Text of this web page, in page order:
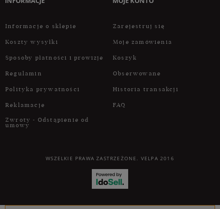
Informacje o sklepie
Koszty wysyłki
Sposoby płatności i prowizje
Regulamin
Polityka prywatności
Reklamacje
Zwroty - Odstąpienie od
umowy
Zarejestruj się
Moje zamówienia
Koszyk
Obserwowane
Historia transakcji
FAQ
WSZELKIE PRAWA ZASTRZEŻONE. VELPA 2016